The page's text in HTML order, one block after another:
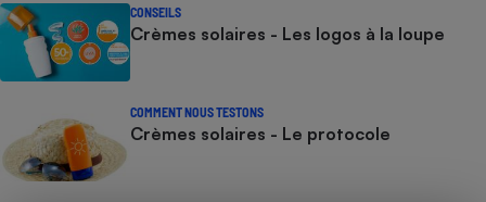
CONSEILS
Crèmes solaires - Les logos à la loupe
COMMENT NOUS TESTONS
Crèmes solaires - Le protocole